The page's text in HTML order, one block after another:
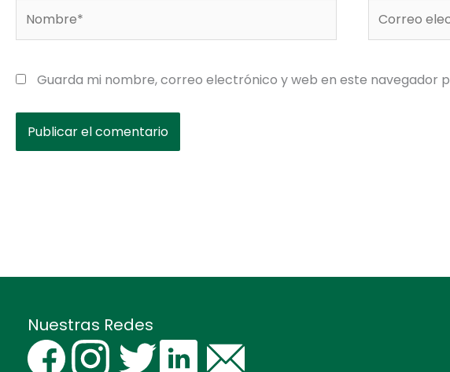
electrónico*
Guarda mi nombre, correo electrónico y web en este navegador
Nuestras Redes